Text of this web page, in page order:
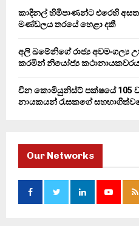
කාදිනල් හිමිපාණන්ට එරෙහි
මණ්ඩලය තරයේ හෙළා දකී
අලි ඛමේනිගේ රාජ්‍ය අවමංගල්‍ය
කරමින් නියෝජ්‍ය
චීන කොමියුනිස්ට් පක්ෂයේ 105
නායකයන් රැසකගේ
Our Networks